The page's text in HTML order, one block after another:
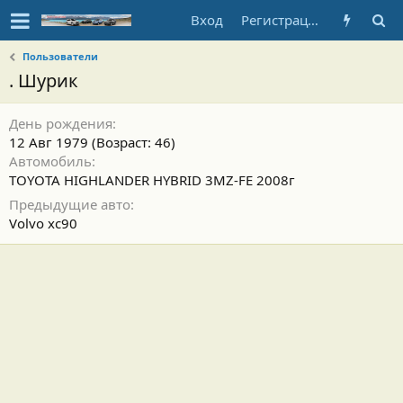
Вход Регистрация
Пользователи
. Шурик
День рождения
12 Авг 1979 (Возраст: 46)
Автомобиль
TOYOTA HIGHLANDER HYBRID 3MZ-FE 2008г
Предыдущие авто
Volvo xc90